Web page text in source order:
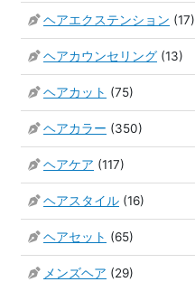
ヘアエクステンション (17)
ヘアカウンセリング (13)
ヘアカット (75)
ヘアカラー (350)
ヘアケア (117)
ヘアスタイル (16)
ヘアセット (65)
メンズヘア (29)